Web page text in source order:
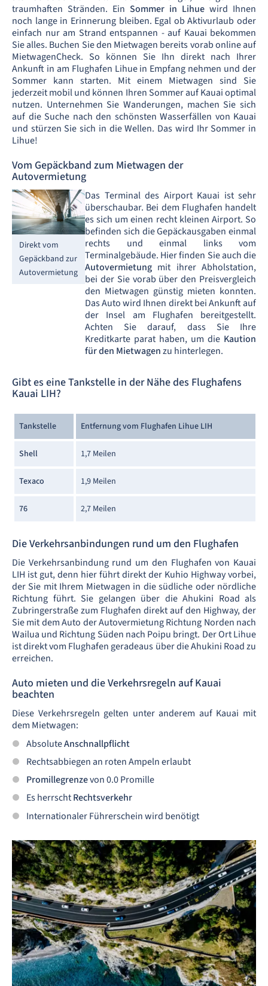
traumhaften Stränden. Ein Sommer in Lihue wird Ihnen
noch lange in Erinnerung bleiben. Egal ob Aktivurlaub oder
einfach nur am Strand entspannen - auf Kauai bekommen
Sie alles. Buchen Sie den Mietwagen bereits vorab online auf
MietwagenCheck. So können Sie Ihn direkt nach Ihrer
Ankunft in am Flughafen Lihue in Empfang nehmen und der
Sommer kann starten. Mit einem Mietwagen sind Sie
jederzeit mobil und können Ihren Sommer auf Kauai optimal
nutzen. Unternehmen Sie Wanderungen, machen Sie sich
auf die Suche nach den schönsten Wasserfällen von Kauai
und stürzen Sie sich in die Wellen. Das wird Ihr Sommer in
Lihue!
Vom Gepäckband zum Mietwagen der
Autovermietung
Direkt vom
Gepäckband zur
Autovermietung
Das Terminal des Airport Kauai ist sehr
überschaubar. Bei dem Flughafen handelt
es sich um einen recht kleinen Airport. So
befinden sich die Gepäckausgaben einmal
rechts und einmal links vom
Terminalgebäude. Hier finden Sie auch die
Autovermietung mit ihrer Abholstation,
bei der Sie vorab über den Preisvergleich
den Mietwagen günstig mieten konnten.
Das Auto wird Ihnen direkt bei Ankunft auf
der Insel am Flughafen bereitgestellt.
Achten Sie darauf, dass Sie Ihre
Kreditkarte parat haben, um die Kaution
für den Mietwagenzu hinterlegen.
Gibt es eine Tankstelle in der Nähe des Flughafens
Kauai LIH?
Tankstelle Entfernung vom Flughafen Lihue LIH
Shell 1,7 Meilen
Texaco 1,9 Meilen
76 2,7 Meilen
Die Verkehrsanbindungen rund um den Flughafen
Die Verkehrsanbindung rund um den Flughafen von Kauai
LIH ist gut, denn hier führt direkt der Kuhio Highway vorbei,
der Sie mit Ihrem Mietwagen in die südliche oder nördliche
Richtung führt. Sie gelangen über die Ahukini Road als
Zubringerstraße zum Flughafen direkt auf den Highway, der
Sie mit dem Auto der Autovermietung Richtung Norden nach
Wailua und Richtung Süden nach Poipu bringt. Der Ort Lihue
ist direkt vom Flughafen geradeaus über die Ahukini Road zu
erreichen.
Auto mieten und die Verkehrsregeln auf Kauai
beachten
Diese Verkehrsregeln gelten unter anderem auf Kauai mit
dem Mietwagen:
AbsoluteAnschnallpflicht
Rechtsabbiegen an roten Ampeln erlaubt
Promillegrenzevon 0.0 Promille
Es herrschtRechtsverkehr
Internationaler Führerschein wird benötigt